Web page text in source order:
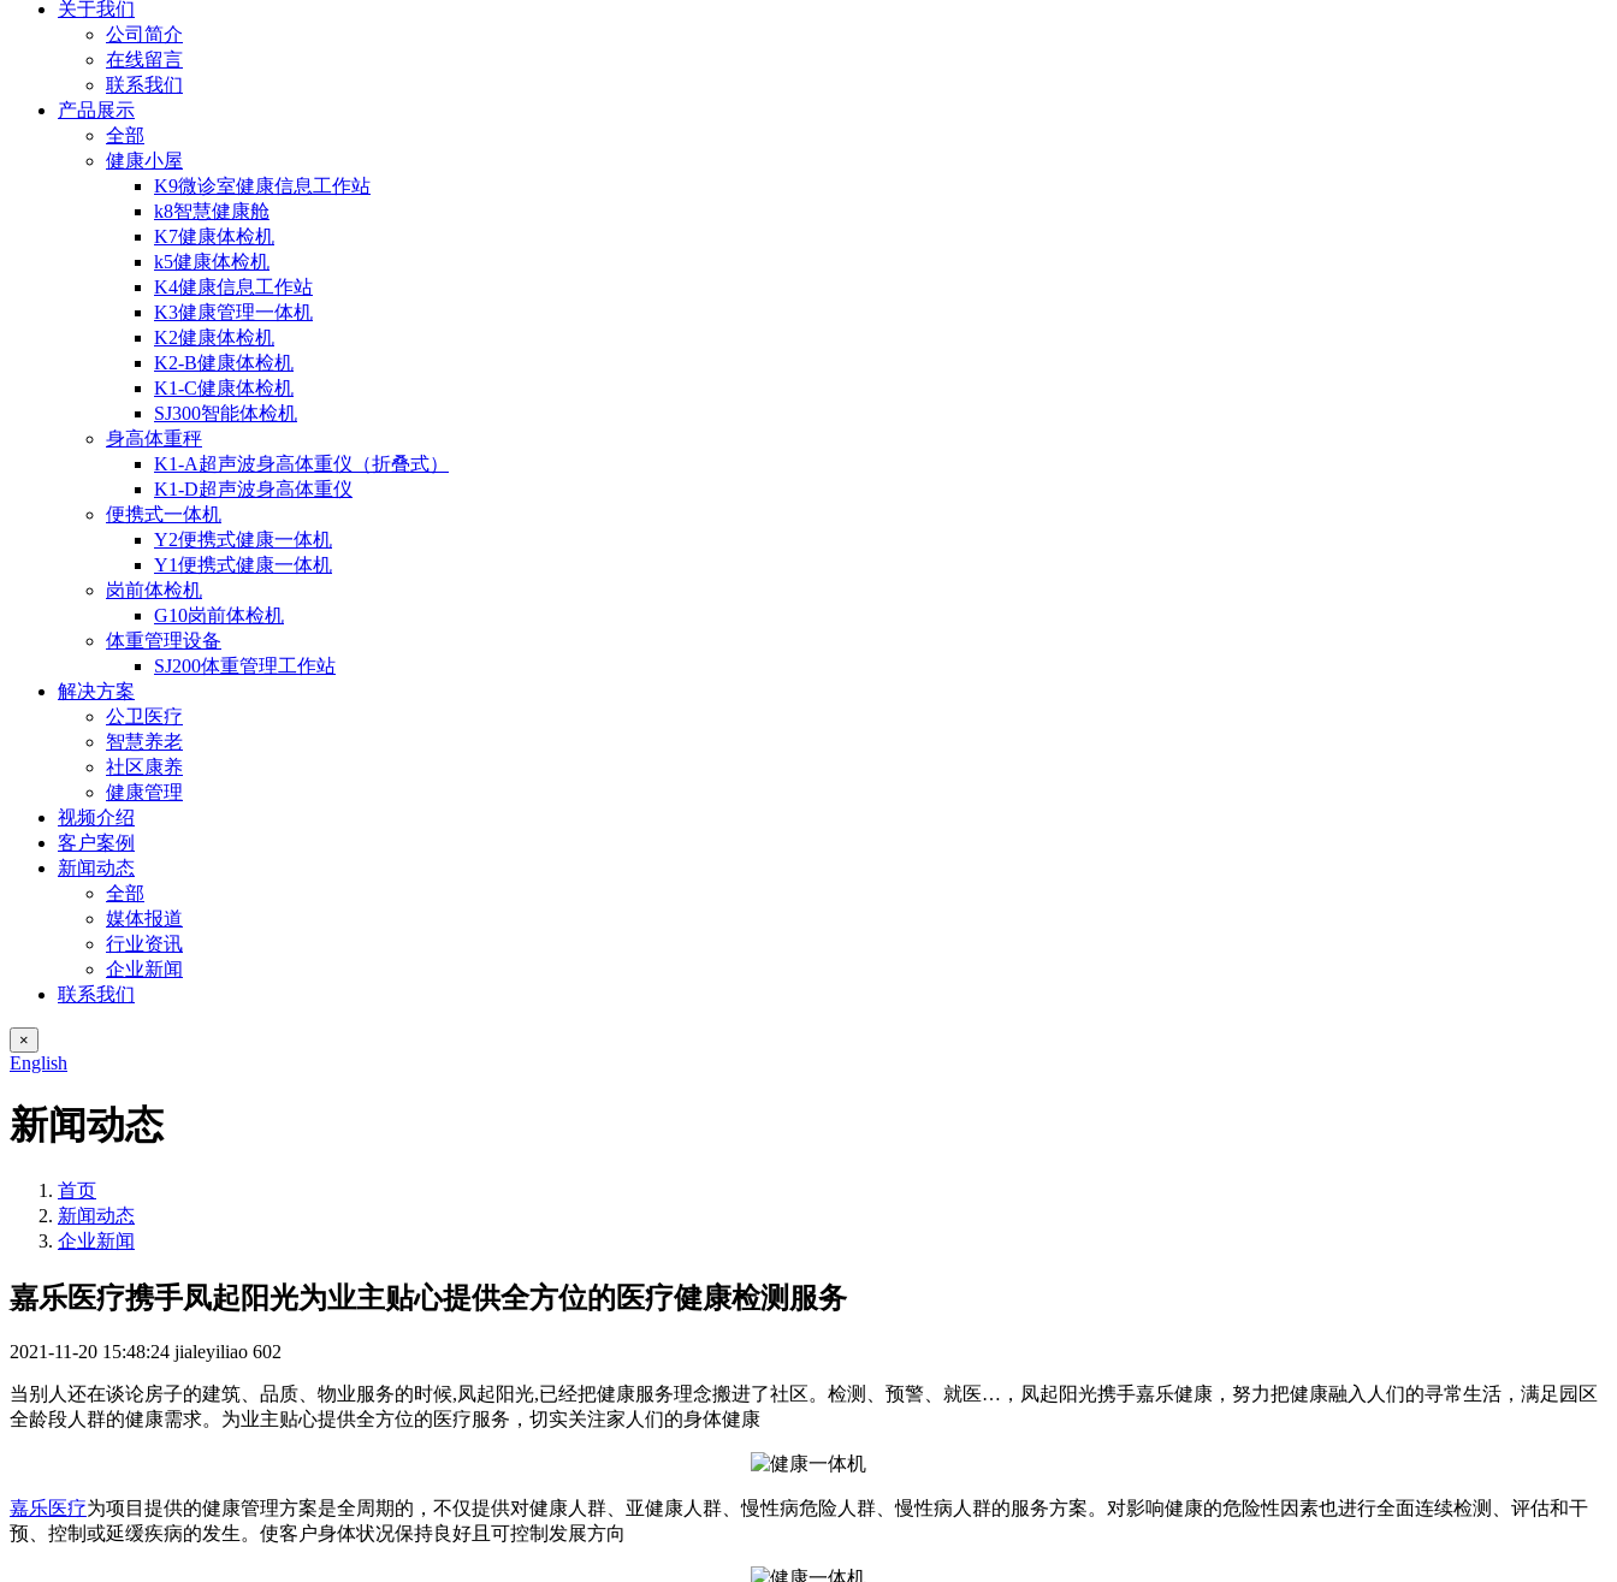
关于我们
公司简介
在线留言
联系我们
产品展示
全部
健康小屋
K9微诊室健康信息工作站
k8智慧健康舱
K7健康体检机
k5健康体检机
K4健康信息工作站
K3健康管理一体机
K2健康体检机
K2-B健康体检机
K1-C健康体检机
SJ300智能体检机
身高体重秤
K1-A超声波身高体重仪（折叠式）
K1-D超声波身高体重仪
便携式一体机
Y2便携式健康一体机
Y1便携式健康一体机
岗前体检机
G10岗前体检机
体重管理设备
SJ200体重管理工作站
解决方案
公卫医疗
智慧养老
社区康养
健康管理
视频介绍
客户案例
新闻动态
全部
媒体报道
行业资讯
企业新闻
联系我们
×
English
新闻动态
首页
新闻动态
企业新闻
嘉乐医疗携手凤起阳光为业主贴心提供全方位的医疗健康检测服务
2021-11-20 15:48:24 jialeyiliao 602
当别人还在谈论房子的建筑、品质、物业服务的时候,凤起阳光,已经把健康服务理念搬进了社区。检测、预警、就医…，凤起阳光携手嘉乐健康，努力把健康融入人们的寻常生活，满足园区
全龄段人群的健康需求。为业主贴心提供全方位的医疗服务，切实关注家人们的身体健康
嘉乐医疗为项目提供的健康管理方案是全周期的，不仅提供对健康人群、亚健康人群、慢性病危险人群、慢性病人群的服务方案。对影响健康的危险性因素也进行全面连续检测、评估和干
预、控制或延缓疾病的发生。使客户身体状况保持良好且可控制发展方向